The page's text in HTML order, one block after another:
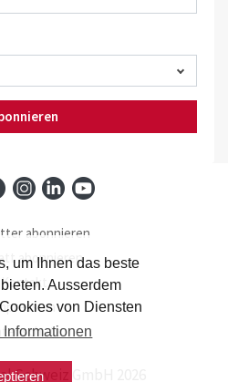
um Ihnen das beste
Ausserdem
von Diensten
Informationen
abonnieren
abonnieren
Kontakt
Schweiz GmbH 2026